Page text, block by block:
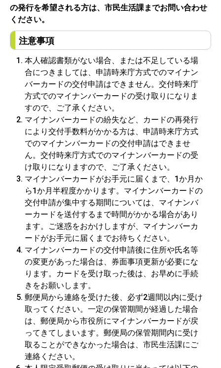
の発行を希望される方は、市民生活課までお問い合わせ
ください。
注意事項
本人確認書類がない場合、または不足している場
合につきましては、申請時来庁方式でのマイナン
バーカードの交付申請はできません。交付時来庁
方式でのマイナンバーカードの受け取りになりま
すので、ご了承ください。
マイナンバーカードの紛失など、カードの再発行
により交付手数料がかかる方は、申請時来庁方式
でのマイナンバーカードの交付申請はできませ
ん。交付時来庁方式でのマイナンバーカードの受
け取りになりますので、ご了承ください。
マイナンバーカードがお手元に届くまで、1か月か
ら1か月半程度かかります。マイナンバーカードの
交付申請が集中する期間については、マイナンバ
ーカードを送付するまで時間がかかる場合があり
ます。ご迷惑をおかけしますが、マイナンバーカ
ードがお手元に届くまでお待ちください。
マイナンバーカードの交付申請後に住所や氏名等
の変更があった場合は、券面事項更新が必要にな
ります。カードを受け取った後は、お早めに手続
きをお願いします。
郵便局から連絡を受けた後、必ず2週間以内に受け
取ってください。一定の保管期間が経過した場合
は、郵便局から市役所にマイナンバーカードが戻
ってきてしまいます。郵便局の保管期間内に受け
取ることができなかった場合は、市民生活課にご
連絡ください。